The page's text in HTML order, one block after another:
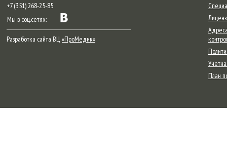
План
+7 (351) 268-25-85
Мы в соц.сетях:
Разработка сайта ВЦ«ПроМедик»